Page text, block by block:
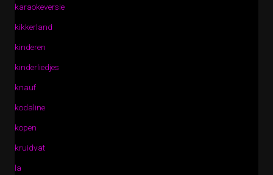
karaokeversie
kikkerland
kinderen
kinderliedjes
knauf
kodaline
kopen
kruidvat
la